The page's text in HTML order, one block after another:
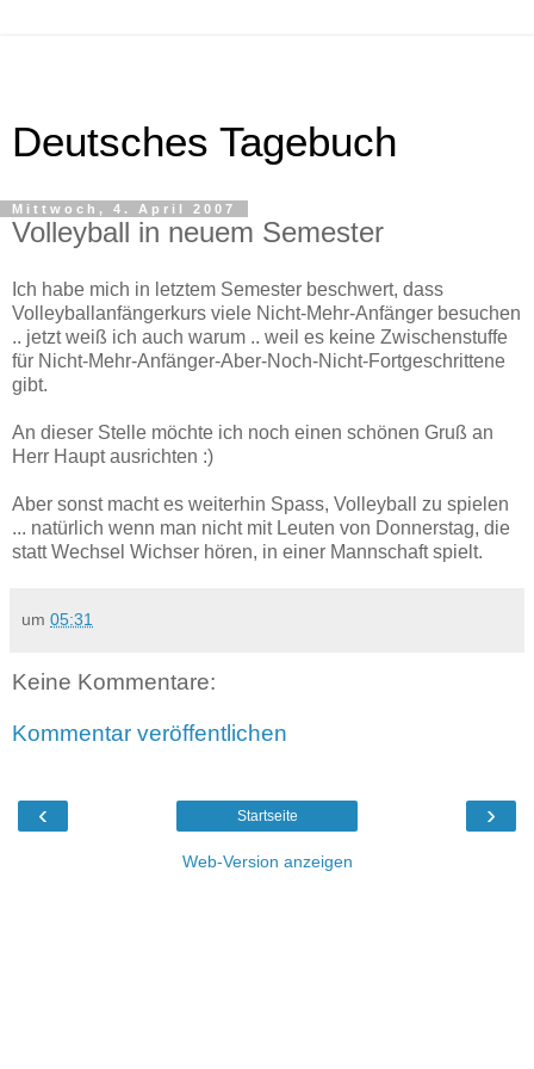
Deutsches Tagebuch
Mittwoch, 4. April 2007
Volleyball in neuem Semester
Ich habe mich in letztem Semester beschwert, dass
Volleyballanfängerkurs viele Nicht-Mehr-Anfänger besuchen
.. jetzt weiß ich auch warum .. weil es keine Zwischenstuffe
für Nicht-Mehr-Anfänger-Aber-Noch-Nicht-Fortgeschrittene
gibt.
An dieser Stelle möchte ich noch einen schönen Gruß an
Herr Haupt ausrichten :)
Aber sonst macht es weiterhin Spass, Volleyball zu spielen
... natürlich wenn man nicht mit Leuten von Donnerstag, die
statt Wechsel Wichser hören, in einer Mannschaft spielt.
um 05:31
Keine Kommentare:
Kommentar veröffentlichen
‹ ›
Startseite
Web-Version anzeigen